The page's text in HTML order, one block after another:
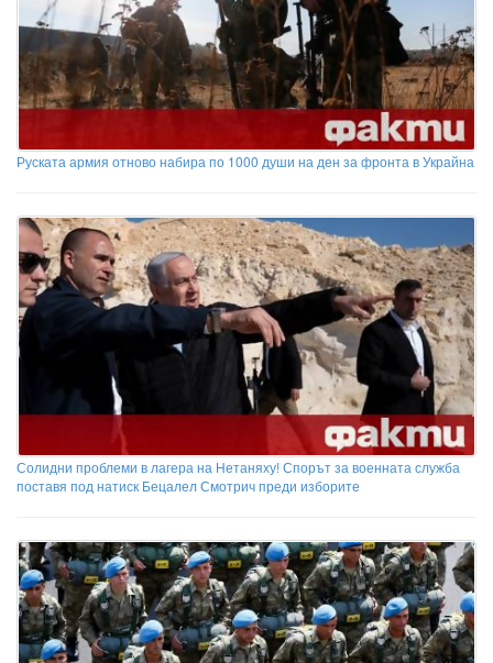
Руската армия отново набира по 1000 души на ден за фронта в Украйна
Солидни проблеми в лагера на Нетаняху! Спорът за военната служба
поставя под натиск Бецалел Смотрич преди изборите